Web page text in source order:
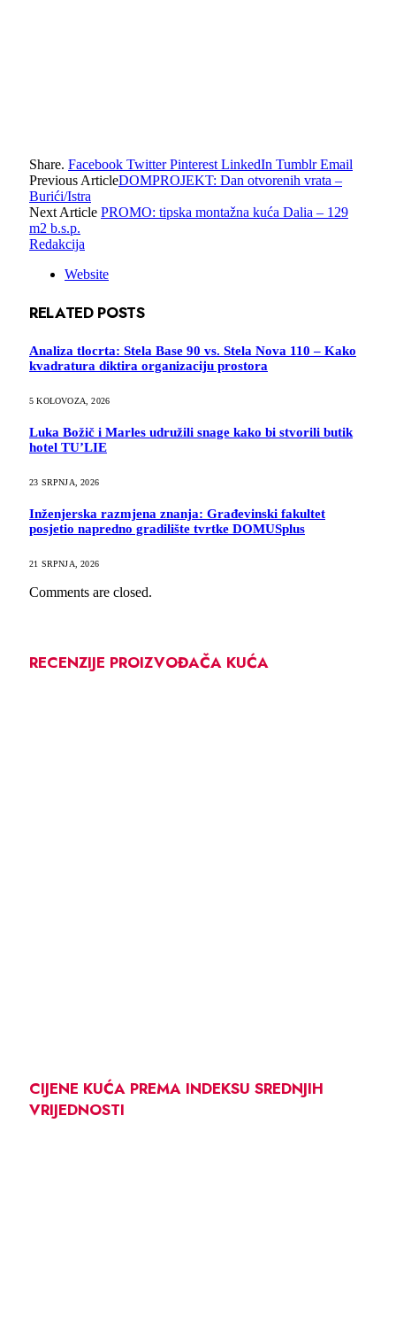
Share. Facebook Twitter Pinterest LinkedIn Tumblr Email
Previous ArticleDOMPROJEKT: Dan otvorenih vrata –
Burići/Istra
Next Article PROMO: tipska montažna kuća Dalia – 129
m2 b.s.p.
Redakcija
Website
RELATED POSTS
Analiza tlocrta: Stela Base 90 vs. Stela Nova 110 – Kako
kvadratura diktira organizaciju prostora
5 KOLOVOZA, 2026
Luka Božič i Marles udružili snage kako bi stvorili butik
hotel TU’LIE
23 SRPNJA, 2026
Inženjerska razmjena znanja: Građevinski fakultet
posjetio napredno gradilište tvrtke DOMUSplus
21 SRPNJA, 2026
Comments are closed.
RECENZIJE PROIZVOĐAČA KUĆA
CIJENE KUĆA PREMA INDEKSU SREDNJIH
VRIJEDNOSTI